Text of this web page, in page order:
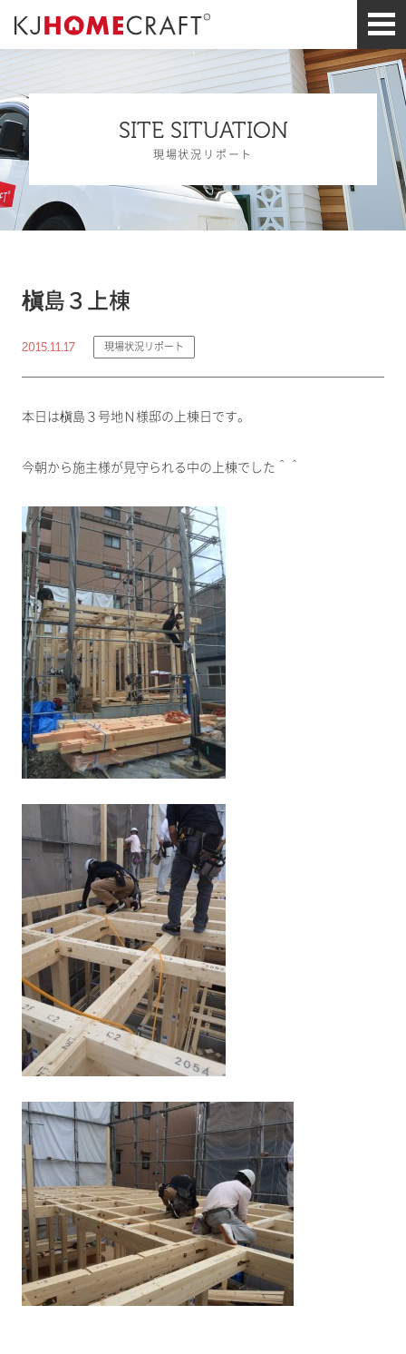
SITE SITUATION
現場状況リポート
槇島３上棟
2015.11.17 現場状況リポート
本日は槇島３号地Ｎ様邸の上棟日です。
今朝から施主様が見守られる中の上棟でした＾＾